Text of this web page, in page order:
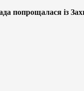
попрощалася із